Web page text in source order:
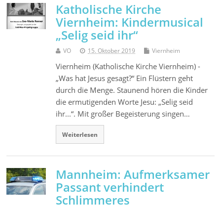
Katholische Kirche
Viernheim: Kindermusical
„Selig seid ihr“
VO 15. Oktober 2019 Viernheim
Viernheim (Katholische Kirche Viernheim) -
„Was hat Jesus gesagt?“ Ein Flüstern geht
durch die Menge. Staunend hören die Kinder
die ermutigenden Worte Jesu: „Selig seid
ihr...“. Mit großer Begeisterung singen…
Weiterlesen
Mannheim: Aufmerksamer
Passant verhindert
Schlimmeres